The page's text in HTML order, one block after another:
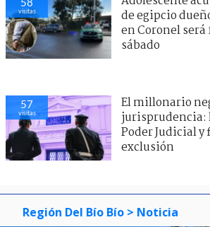
visitas
de egipcio
en Coronel
sábado
57
visitas
El millonario
jurisprudencia:
Poder Judicial y
exclusión
Región Del Bío Bío > Noticia